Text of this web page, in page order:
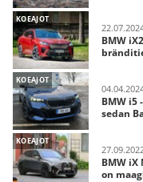
KOEAJOT
BMW
KOEAJOT
BMW i5
sedan
KOEAJOT
BMW
on